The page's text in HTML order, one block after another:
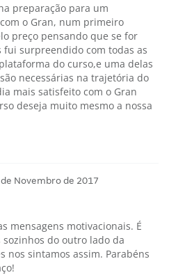
preparação para um
o Gran, num primeiro
preço pensando que se for
fui surpreendido com todas as
do curso,e uma delas
necessárias na trajetória do
mais satisfeito com o Gran
deseja muito mesmo a nossa
Novembro de 2017
mensagens motivacionais. É
do outro lado da
nos sintamos assim. Parabéns